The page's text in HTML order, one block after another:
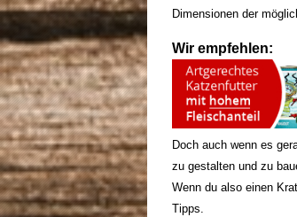
Dimensionen der
Wir empfehlen:
Doch auch wenn es
zu gestalten und zu
Wenn du also einen
Tipps.